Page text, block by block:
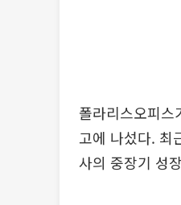
폴라리스오피
고에 나섰다. 최
사의 중장기 성